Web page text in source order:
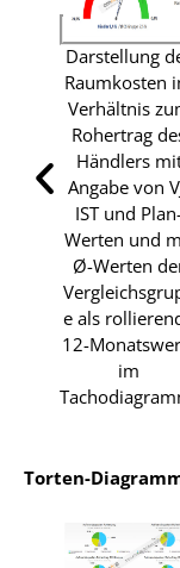
Darstellung
Raumkosten
Verhältnis
Rohertrag
Händlers
Angabe von
IST und
Werten und
Ø-Werten
e als
12-
im
Torten-